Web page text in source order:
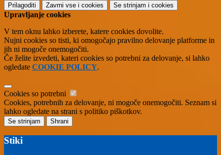
Prilagoditi Zavrni vse i cookies Se strinjam i cookies
Upravljanje cookies
V tem oknu lahko izberete, katere cookies dovolite.
Nujni cookies so tisti, ki omogočajo pravilno delovanje platforme in
jih ni mogoče onemogočiti.
Če želite izvedeti, kateri cookies so potrebni za delovanje, si lahko
ogledate COOKIE POLICY.
Cookies so potrebni
Cookies, potrebnih za delovanje, ni mogoče onemogočiti. Seznam si
lahko ogledate na strani s politiko piškotkov.
Se strinjam Shrani
Stiki